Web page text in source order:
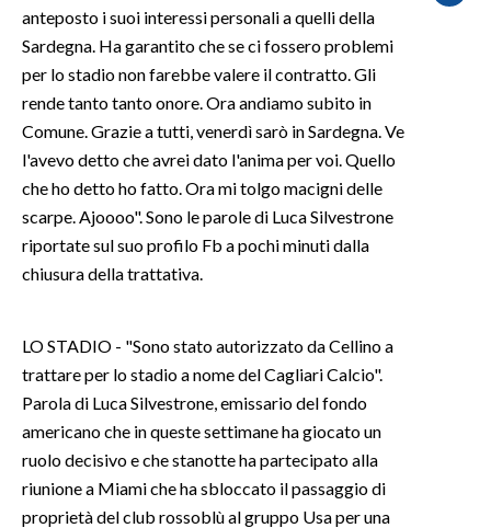
SARDI NEL MONDO
NOTIZIE
EVENTI
#CARAUNIONE
3 MINUTI CON
INSULARITÀ
ANNUNCI
NECROLOGI
PUBBLICITÀ
SPIAGGE
STORE
anteposto i suoi interessi personali a quelli della
Sardegna. Ha garantito che se ci fossero problemi
per lo stadio non farebbe valere il contratto. Gli
rende tanto tanto onore. Ora andiamo subito in
Comune. Grazie a tutti, venerdì sarò in Sardegna. Ve
l'avevo detto che avrei dato l'anima per voi. Quello
che ho detto ho fatto. Ora mi tolgo macigni delle
scarpe. Ajoooo". Sono le parole di Luca Silvestrone
riportate sul suo profilo Fb a pochi minuti dalla
chiusura della trattativa.
LO STADIO - "Sono stato autorizzato da Cellino a
trattare per lo stadio a nome del Cagliari Calcio".
Parola di Luca Silvestrone, emissario del fondo
americano che in queste settimane ha giocato un
ruolo decisivo e che stanotte ha partecipato alla
riunione a Miami che ha sbloccato il passaggio di
proprietà del club rossoblù al gruppo Usa per una